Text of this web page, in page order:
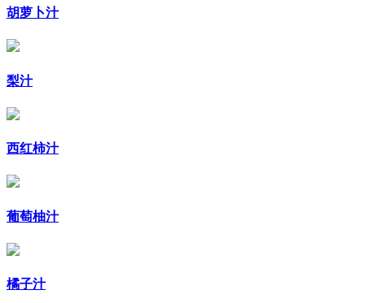
胡萝卜汁
梨汁
西红柿汁
葡萄柚汁
橘子汁